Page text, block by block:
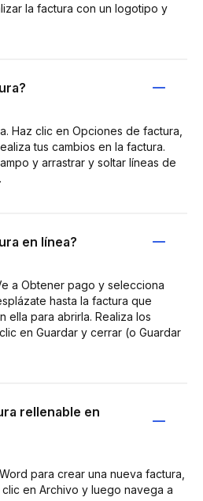
la factura con un logotipo y
Haz clic en Opciones de factura,
tus cambios en la factura.
y arrastrar y soltar líneas de
en línea?
a Obtener pago y selecciona
hasta la factura que
ella para abrirla. Realiza los
en Guardar y cerrar (o Guardar
rellenable en
para crear una nueva factura,
en Archivo y luego navega a